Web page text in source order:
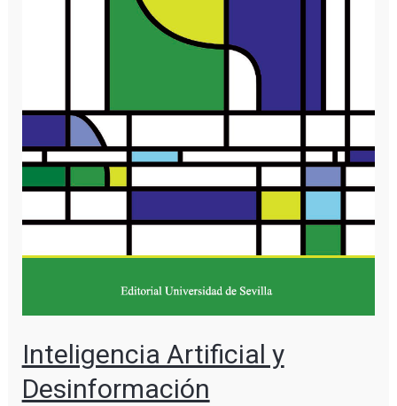
Inteligencia Artificial y
Desinformación